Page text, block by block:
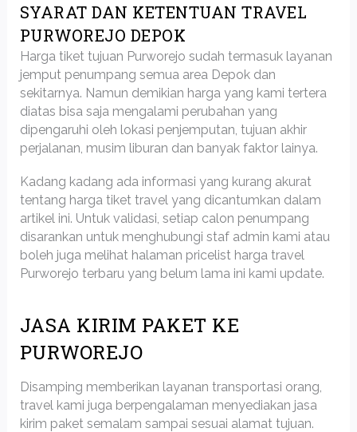
SYARAT DAN KETENTUAN TRAVEL
PURWOREJO DEPOK
Harga tiket tujuan Purworejo sudah termasuk layanan
jemput penumpang semua area Depok dan
sekitarnya. Namun demikian harga yang kami tertera
diatas bisa saja mengalami perubahan yang
dipengaruhi oleh lokasi penjemputan, tujuan akhir
perjalanan, musim liburan dan banyak faktor lainya.
Kadang kadang ada informasi yang kurang akurat
tentang harga tiket travel yang dicantumkan dalam
artikel ini. Untuk validasi, setiap calon penumpang
disarankan untuk menghubungi staf admin kami atau
boleh juga melihat halaman pricelist harga travel
Purworejo terbaru yang belum lama ini kami update.
JASA KIRIM PAKET KE
PURWOREJO
Disamping memberikan layanan transportasi orang,
travel kami juga berpengalaman menyediakan jasa
kirim paket semalam sampai sesuai alamat tujuan.